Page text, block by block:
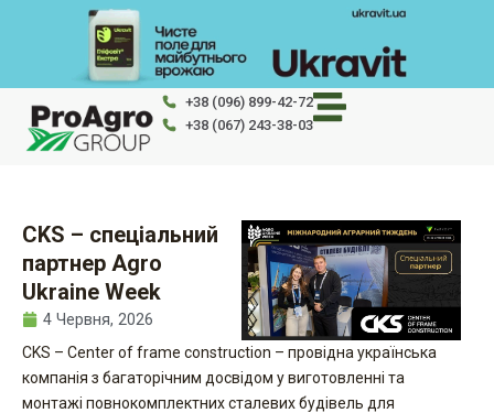
+38 (096) 899-42-72
+38 (067) 243-38-03
CKS – спеціальний
партнер Agro
Ukraine Week
4 Червня, 2026
CKS – Center of frame construction – провідна українська
компанія з багаторічним досвідом у виготовленні та
монтажі повнокомплектних сталевих будівель для